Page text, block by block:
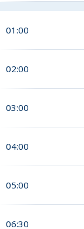
01:00
02:00
03:00
04:00
05:00
06:30